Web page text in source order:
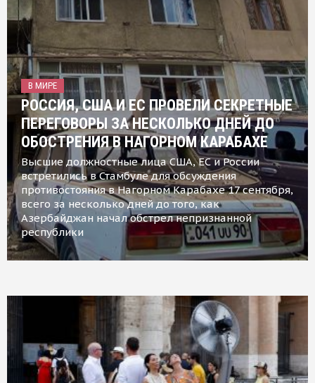
В МИРЕ
РОССИЯ, США И ЕС ПРОВЕЛИ СЕКРЕТНЫЕ
ПЕРЕГОВОРЫ ЗА НЕСКОЛЬКО ДНЕЙ ДО
ОБОСТРЕНИЯ В НАГОРНОМ КАРАБАХЕ
Высшие должностные лица США, ЕС и России
встретились в Стамбуле для обсуждения
противостояния в Нагорном Карабахе 17 сентября,
всего за несколько дней до того, как
Азербайджан начал обстрел непризнанной
республики